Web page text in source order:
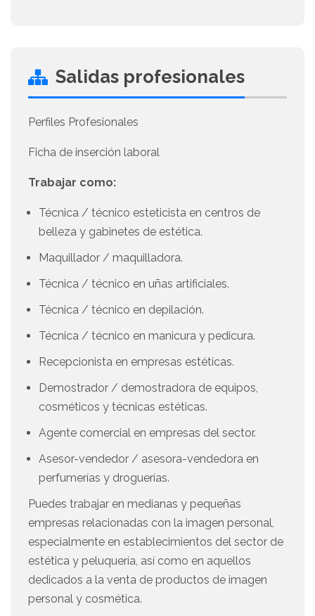
Salidas profesionales
Perfiles Profesionales
Ficha de inserción laboral
Trabajar como:
Técnica / técnico esteticista en centros de
belleza y gabinetes de estética.
Maquillador / maquilladora.
Técnica / técnico en uñas artificiales.
Técnica / técnico en depilación.
Técnica / técnico en manicura y pedicura.
Recepcionista en empresas estéticas.
Demostrador / demostradora de equipos,
cosméticos y técnicas estéticas.
Agente comercial en empresas del sector.
Asesor-vendedor / asesora-vendedora en
perfumerías y droguerías.
Puedes trabajar en medianas y pequeñas
empresas relacionadas con la imagen personal,
especialmente en establecimientos del sector de
estética y peluquería, así como en aquellos
dedicados a la venta de productos de imagen
personal y cosmética.